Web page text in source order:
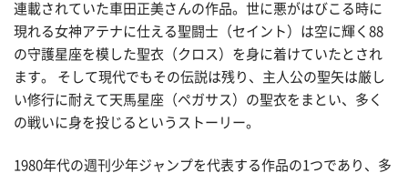
連載されていた車田正美さんの作品。世に悪がはびこる時に
現れる女神アテナに仕える聖闘士（セイント）は空に輝く88
の守護星座を模した聖衣（クロス）を身に着けていたとされ
ます。 そして現代でもその伝説は残り、主人公の聖矢は厳し
い修行に耐えて天馬星座（ペガサス）の聖衣をまとい、多く
の戦いに身を投じるというストーリー。
1980年代の週刊少年ジャンプを代表する作品の1つであり、多